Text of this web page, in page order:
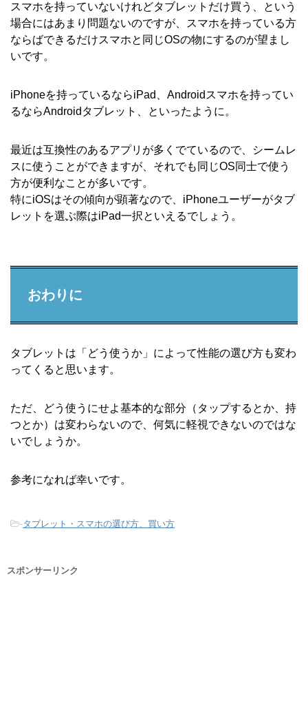
スマホを持っていないけれどタブレットだけ買う、という
場合にはあまり問題ないのですが、スマホを持っている方
ならばできるだけスマホと同じOSの物にするのが望まし
いです。
iPhoneを持っているならiPad、Androidスマホを持ってい
るならAndroidタブレット、といったように。
最近は互換性のあるアプリが多くでているので、シームレ
スに使うことができますが、それでも同じOS同士で使う
方が便利なことが多いです。
特にiOSはその傾向が顕著なので、iPhoneユーザーがタブ
レットを選ぶ際はiPad一択といえるでしょう。
おわりに
タブレットは「どう使うか」によって性能の選び方も変わ
ってくると思います。
ただ、どう使うにせよ基本的な部分（タップするとか、持
つとか）は変わらないので、何気に軽視できないのではな
いでしょうか。
参考になれば幸いです。
-タブレット・スマホの選び方、買い方
スポンサーリンク